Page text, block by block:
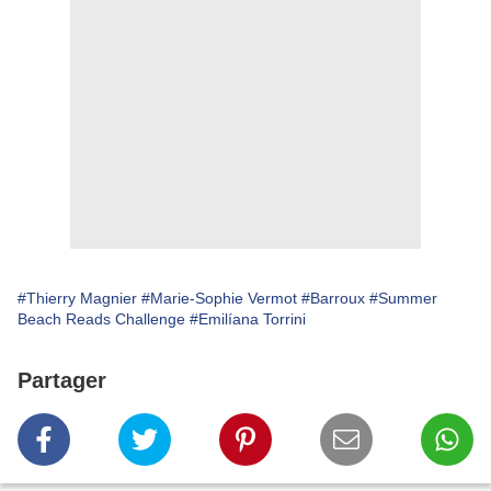
#Thierry Magnier #Marie-Sophie Vermot #Barroux #Summer
Beach Reads Challenge #Emilíana Torrini
Partager